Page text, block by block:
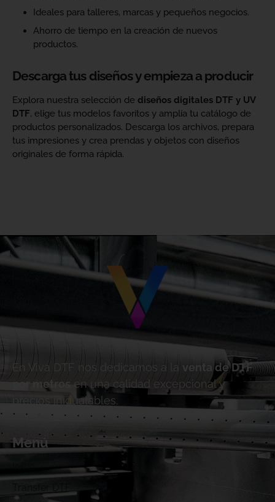
Ideales para talleres, marcas y pequeños negocios.
Ahorro de tiempo en la creación de nuevos
productos.
Descarga tus diseños y empieza a producir
Explora nuestra selección de diseños digitales DTF y UV
DTF, elige tus modelos favoritos y amplía tu catálogo de
productos personalizados. Descarga los archivos, prepara
tus impresiones y crea prendas y objetos con diseños
originales de forma rápida.
En Viva DTF nos dedicamos a la
venta de DTF
por metros
en una calidad excepcional y
precios inigualables.
Menú